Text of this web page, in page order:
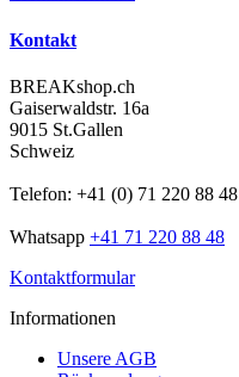
Kontakt
BREAKshop.ch
Gaiserwaldstr. 16a
9015 St.Gallen
Schweiz
Telefon: +41 (0) 71 220 88 48
Whatsapp +41 71 220 88 48
Kontaktformular
Informationen
Unsere AGB